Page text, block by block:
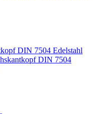
DIN 7504 Edelstahl
DIN 7504